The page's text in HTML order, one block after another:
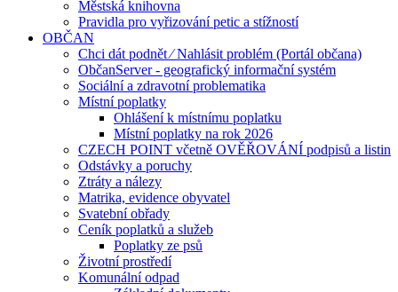
Městská knihovna
Pravidla pro vyřizování petic a stížností
OBČAN
Chci dát podnět ⁄ Nahlásit problém (Portál občana)
ObčanServer - geografický informační systém
Sociální a zdravotní problematika
Místní poplatky
Ohlášení k místnímu poplatku
Místní poplatky na rok 2026
CZECH POINT včetně OVĚŘOVÁNÍ podpisů a listin
Odstávky a poruchy
Ztráty a nálezy
Matrika, evidence obyvatel
Svatební obřady
Ceník poplatků a služeb
Poplatky ze psů
Životní prostředí
Komunální odpad